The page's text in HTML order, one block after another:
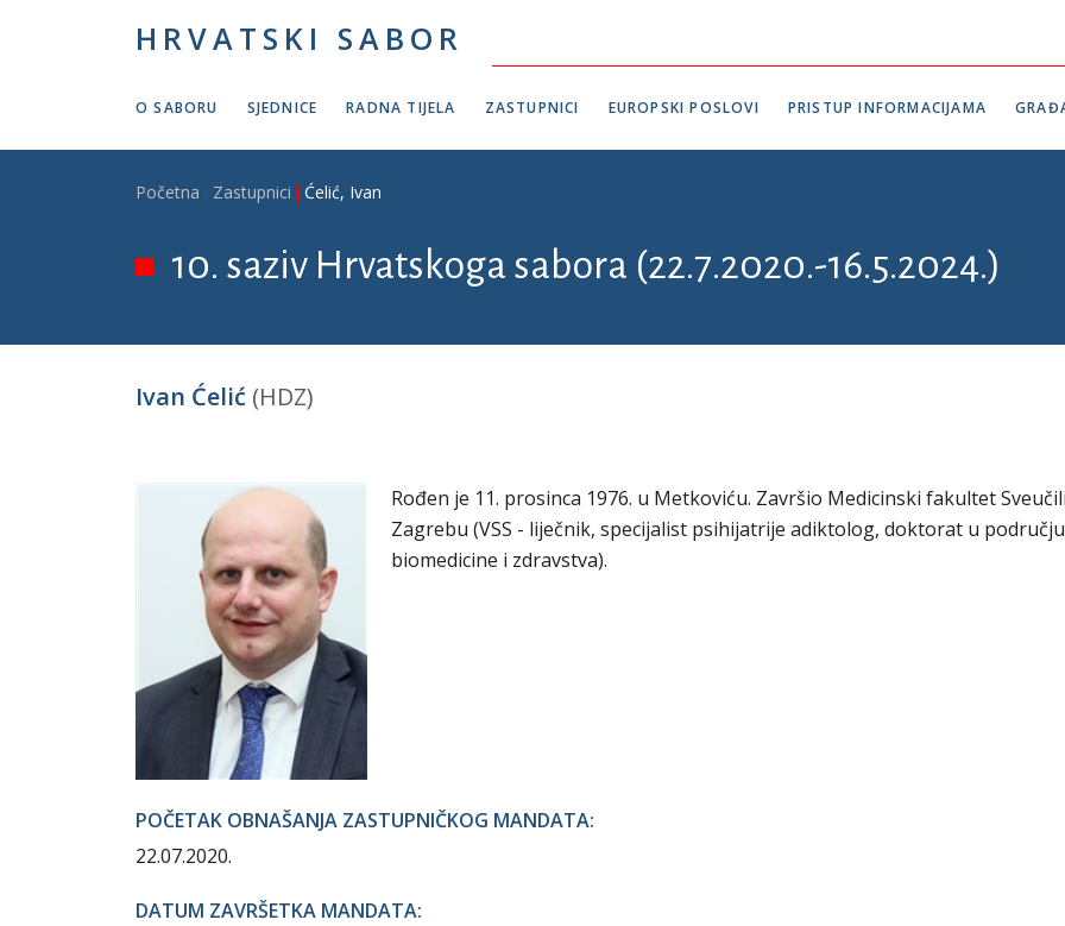
HRVATSKI SABOR
O SABORU SJEDNICE RADNA TIJELA ZASTUPNICI EUROPSKI POSLOVI PRISTUP INFORMACIJAMA
Breadcrumb
Početna Zastupnici Ćelić, Ivan
10. saziv Hrvatskoga sabora (22.7.2020.-16.5.2024.)
Ivan Ćelić (HDZ)
Rođen je 11. prosinca 1976. u Metkoviću. Završio Medicinski fakultet
Zagrebu (VSS - liječnik, specijalist psihijatrije adiktolog, doktorat u području
biomedicine i zdravstva).
POČETAK OBNAŠANJA ZASTUPNIČKOG MANDATA:
22.07.2020.
DATUM ZAVRŠETKA MANDATA: